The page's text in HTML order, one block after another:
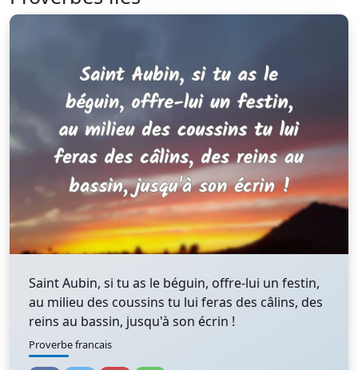
Saint Aubin, si tu as le béguin, offre-lui un festin,
au milieu des coussins tu lui feras des câlins, des
reins au bassin, jusqu'à son écrin !
Proverbe francais